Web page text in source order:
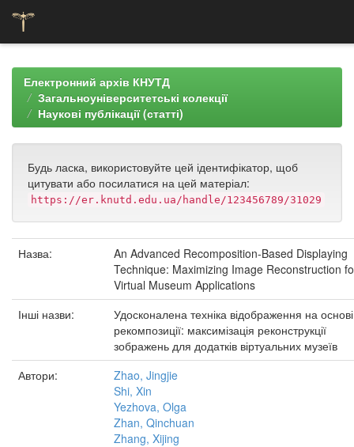
navigationЕлектронний архів КНУТД
Загальноуніверситетські колекції
Наукові публікації (статті)
Будь ласка, використовуйте цей ідентифікатор, щоб
цитувати або посилатися на цей матеріал:
https://er.knutd.edu.ua/handle/123456789/31029
Назва:
An Advanced Recomposition-Based Displaying
Technique: Maximizing Image Reconstruction
Virtual Museum Applications
Інші назви:
Удосконалена техніка відображення на основі
рекомпозиції: максимізація реконструкції
зображень для додатків віртуальних музеїв
Автори:
Zhao, Jingjie
Shi, Xin
Yezhova, Olga
Zhan, Qinchuan
Zhang, Xijing